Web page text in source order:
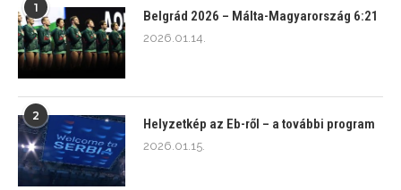
1
Belgrád 2026 – Málta-Magyarország 6:21
2026.01.14.
2
Helyzetkép az Eb-ről – a további program
2026.01.15.